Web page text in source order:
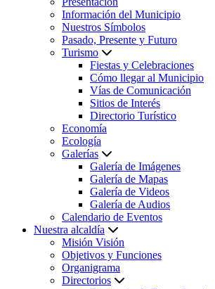
Información del Municipio
Nuestros Símbolos
Pasado, Presente y Futuro
Turismo
Fiestas y Celebraciones
Cómo llegar al Municipio
Vías de Comunicación
Sitios de Interés
Directorio Turístico
Economía
Ecología
Galerías
Galería de Imágenes
Galería de Mapas
Galería de Videos
Galería de Audios
Calendario de Eventos
Nuestra alcaldía
Misión Visión
Objetivos y Funciones
Organigrama
Directorios